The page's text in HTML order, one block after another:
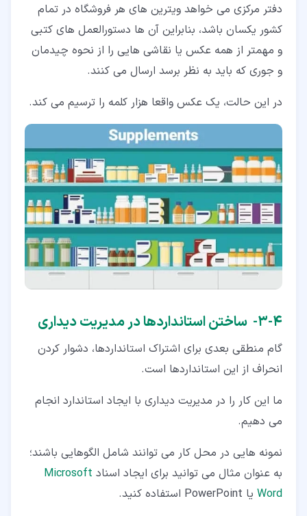
دفتر مرکزی می خواهد ویترین های هر فروشگاه در تمام
کشور یکسان باشد، بنابراین آن ها دستورالعمل های کتبی
و مهمتر از همه عکس یا نقاشی هایی را از نحوه چیدمان
و جوری که باید به نظر برسد ارسال می کنند.
در این حالت، یک عکس واقعا هزار کلمه را ترسیم می کند.
۴‏-‏۳‏- ساختن استانداردها در مدیریت دیداری
گام منطقی بعدی برای اشتراک استانداردها، دشوار کردن
انحراف از این استانداردها است.
ما این کار را در مدیریت دیداری با ایجاد استاندارد انجام
می دهیم.
نمونه هایی در محل کار می توانند شامل الگوهایی باشند؛
به عنوان مثال می توانید برای ایجاد اسناد Microsoft
Word یا PowerPoint استفاده کنید.